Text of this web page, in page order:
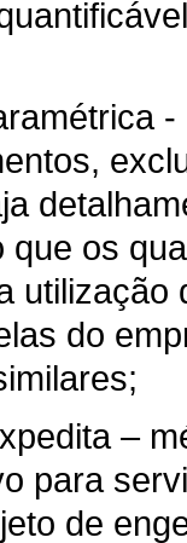
que os
do
–
para
de